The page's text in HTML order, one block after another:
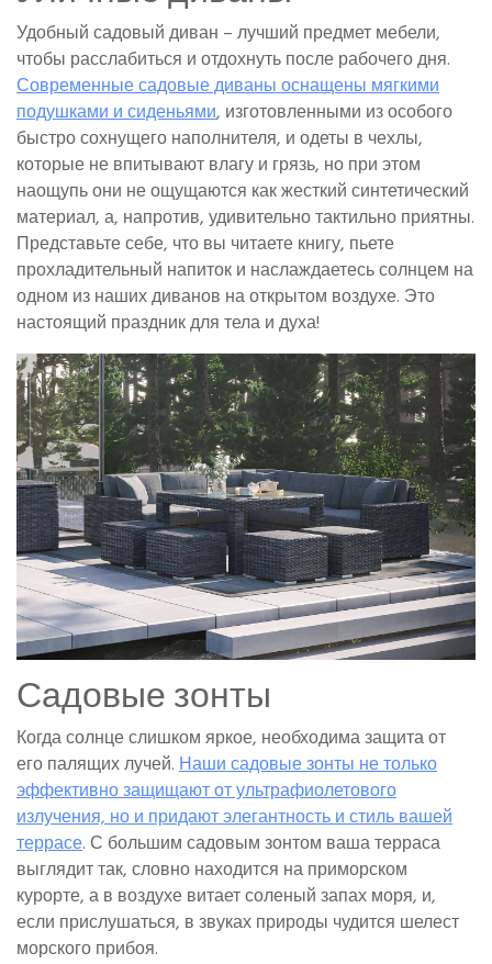
Удобный садовый диван – лучший предмет мебели,
чтобы расслабиться и отдохнуть после рабочего дня.
Современные садовые диваны оснащены мягкими
подушками и сиденьями, изготовленными из особого
быстро сохнущего наполнителя, и одеты в чехлы,
которые не впитывают влагу и грязь, но при этом
наощупь они не ощущаются как жесткий синтетический
материал, а, напротив, удивительно тактильно приятны.
Представьте себе, что вы читаете книгу, пьете
прохладительный напиток и наслаждаетесь солнцем на
одном из наших диванов на открытом воздухе. Это
настоящий праздник для тела и духа!
Садовые зонты
Когда солнце слишком яркое, необходима защита от
его палящих лучей.Наши садовые зонты не только
эффективно защищают от ультрафиолетового
излучения, но и придают элегантность и стиль вашей
террасе. С большим садовым зонтом ваша терраса
выглядит так, словно находится на приморском
курорте, а в воздухе витает соленый запах моря, и,
если прислушаться, в звуках природы чудится шелест
морского прибоя.